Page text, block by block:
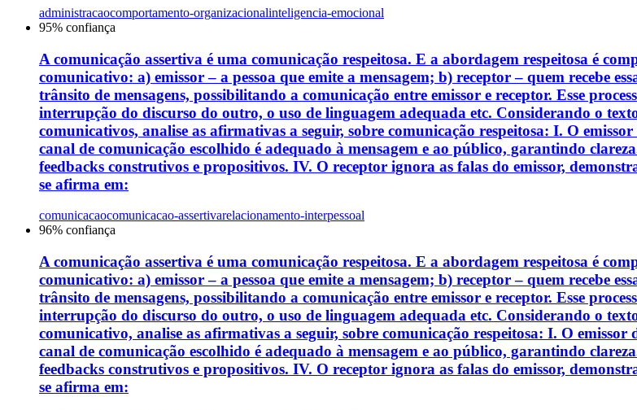
administracaocomportamento-organizacionalinteligencia-emocional
95% confiança
A comunicação assertiva é uma comunicação respeitosa. E a abordagem respeitosa é
comunicativo: a) emissor – a pessoa que emite a mensagem; b) receptor – quem recebe
trânsito de mensagens, possibilitando a comunicação entre emissor e receptor. Esse
interrupção do discurso do outro, o uso de linguagem adequada etc. Considerando o
comunicativos, analise as afirmativas a seguir, sobre comunicação respeitosa: I. O
canal de comunicação escolhido é adequado à mensagem e ao público, garantindo
feedbacks construtivos e propositivos. IV. O receptor ignora as falas do emissor,
se afirma em:
comunicacaocomunicacao-assertivarelacionamento-interpessoal
96% confiança
A comunicação assertiva é uma comunicação respeitosa. E a abordagem respeitosa é
comunicativo: a) emissor – a pessoa que emite a mensagem; b) receptor – quem recebe
trânsito de mensagens, possibilitando a comunicação entre emissor e receptor. Esse
interrupção do discurso do outro, o uso de linguagem adequada etc. Considerando o
comunicativo, analise as afirmativas a seguir, sobre comunicação respeitosa: I. O
canal de comunicação escolhido é adequado à mensagem e ao público, garantindo
feedbacks construtivos e propositivos. IV. O receptor ignora as falas do emissor,
se afirma em: